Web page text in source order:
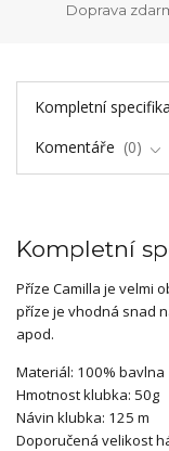
Doprava
Kompletní
Komentáře
0
Kompletní
Příze Camilla je velmi
příze je vhodná snad
apod.
Materiál: 100% bavlna
Hmotnost klubka: 50g
Návin klubka: 125 m
Doporučená velikost